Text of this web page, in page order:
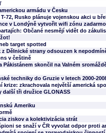
armádu v Česku
72, Rusko plánuje vojenskou akci u
v Londýně vytvořit wifi zónu
Občané nesmějí vidět do
target spotted
z Dělnické strany odsouzen k
v češtině
Pákistánem skončil na Valném
techniky do Gruzie v letech 2000-
krize: zkrachovala největší americká
další tři družice GLONASS
Ameriku
ziskov a kolektivizácia strát
se snaží v ČR vyvolat odpor proti